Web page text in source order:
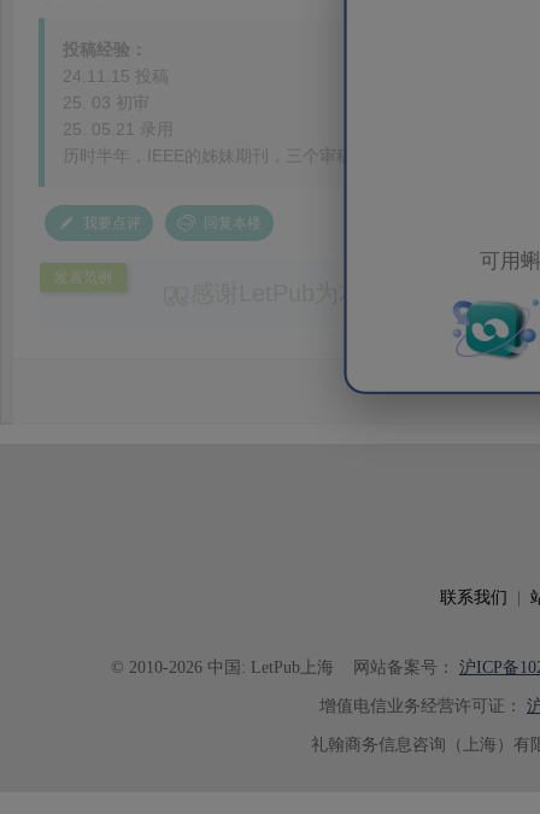
可用
投稿经验：
24.11.15 投稿
25. 03 初审
25. 05.21 录用
历时半年，IEEE的姊妹期刊，三个审稿人，但是都是在投稿网
我要点评 回复本楼
发表范例
感谢LetPub为本论文提供专业
务。编辑结合论文中全光谱响应S
效应及界面电荷传输等研究内容，
论述逻辑进行了系统梳理，使研究
联系我们
© 2010-2026 中国: LetPub上海 网站备案号： 沪ICP备
增值电信业务经营许可证：
礼翰商务信息咨询（上海）